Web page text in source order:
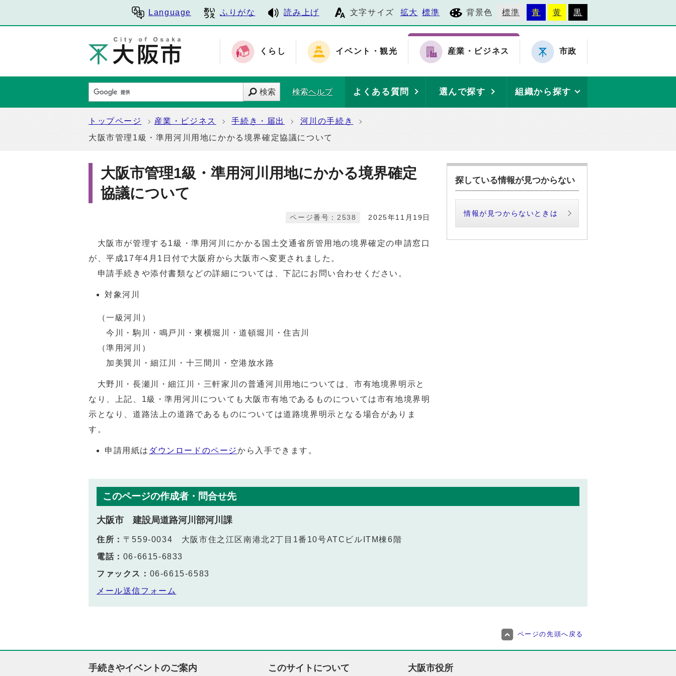
Language ふりがな 読み上げ 文字サイズ 拡大 標準 背景色 標準 青 黄 黒
くらし イベント・観光 産業・ビジネス 市政
検索 検索ヘルプ よくある質問 選んで探す 組織から探す
トップページ 産業・ビジネス 手続き・届出
河川の手続き
大阪市管理1級・準用河川用地にかかる境界確定協議について
大阪市管理1級・準用河川用地にかかる境界確定
協議について
2025年11月19日
ページ番号：2538
大阪市が管理する1級・準用河川にかかる国土交通省所管用地の境界確定の申請窓口
が、平成17年4月1日付で大阪府から大阪市へ変更されました。
申請手続きや添付書類などの詳細については、下記にお問い合わせください。
対象河川
（一級河川）
今川・駒川・鳴戸川・東横堀川・道頓堀川・住吉川
（準用河川）
加美巽川・細江川・十三間川・空港放水路
大野川・長瀬川・細江川・三軒家川の普通河川用地については、市有地境界明示と
なり、上記、1級・準用河川についても大阪市有地であるものについては市有地境界明
示となり、道路法上の道路であるものについては道路境界明示となる場合がありま
す。
申請用紙は ダウンロードのページから入手できます。
探している情報が見つからない
情報が見つからないときは
このページの作成者・問合せ先
大阪市 建設局道路河川部河川課
住所： 〒559-0034 大阪市住之江区南港北2丁目1番10号ATCビルITM棟6階
電話： 06-6615-6833
ファックス： 06-6615-6583
メール送信フォーム
ページの先頭へ戻る
手続きやイベントのご案内 このサイトについて 大阪市役所